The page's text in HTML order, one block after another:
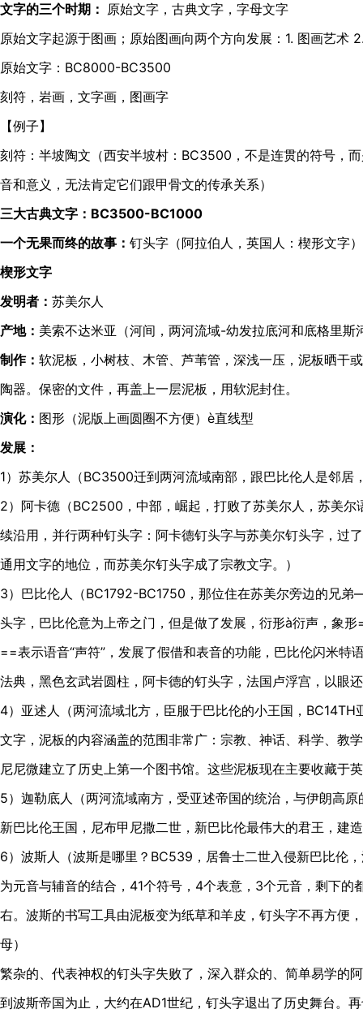
文字的三个时期： 原始文字，古典文字，字母文字
原始文字起源于图画；原始图画向两个方向发展：1. 图画艺术
原始文字：BC8000-BC3500
刻符，岩画，文字画，图画字
【例子】
刻符：半坡陶文（西安半坡村：BC3500，不是连贯的符号，
音和意义，无法肯定它们跟甲骨文的传承关系）
三大古典文字：BC3500-BC1000
一个无果而终的故事： 钉头字（阿拉伯人，英国人：楔形文字
楔形文字
发明者： 苏美尔人
产地： 美索不达米亚（河间，两河流域-幼发拉底河和底格里斯
制作： 软泥板，小树枝、木管、芦苇管，深浅一压，泥板晒干
陶器。保密的文件，再盖上一层泥板，用软泥封住。
演化： 图形（泥版上画圆圈不方便）è直线型
发展：
1）苏美尔人（BC3500迁到两河流域南部，跟巴比伦人是邻居
2）阿卡德（BC2500，中部，崛起，打败了苏美尔人，苏美尔
续沿用，并行两种钉头字：阿卡德钉头字与苏美尔钉头字，过
通用文字的地位，而苏美尔钉头字成了宗教文字。）
3）巴比伦人（BC1792-BC1750，那位住在苏美尔旁边的兄
头字，巴比伦意为上帝之门，但是做了发展，衍形à衍声，象
==表示语音“声符”，发展了假借和表音的功能，巴比伦闪米特
法典，黑色玄武岩圆柱，阿卡德的钉头字，法国卢浮宫，以眼
4）亚述人（两河流域北方，臣服于巴比伦的小王国，
文字，泥板的内容涵盖的范围非常广：宗教、神话、科学、教
尼尼微建立了历史上第一个图书馆。这些泥板现在主要收藏于
5）迦勒底人（两河流域南方，受亚述帝国的统治，与伊朗高
新巴比伦王国，尼布甲尼撒二世，新巴比伦最伟大的君王，建
6）波斯人（波斯是哪里？BC539，居鲁士二世入侵新巴比伦
为元音与辅音的结合，41个符号，4个表意，3个元音，剩下的
右。波斯的书写工具由泥板变为纸草和羊皮，钉头字不再方便
母）
繁杂的、代表神权的钉头字失败了，深入群众的、简单易学的
到波斯帝国为止，大约在AD1世纪，钉头字退出了历史舞台。